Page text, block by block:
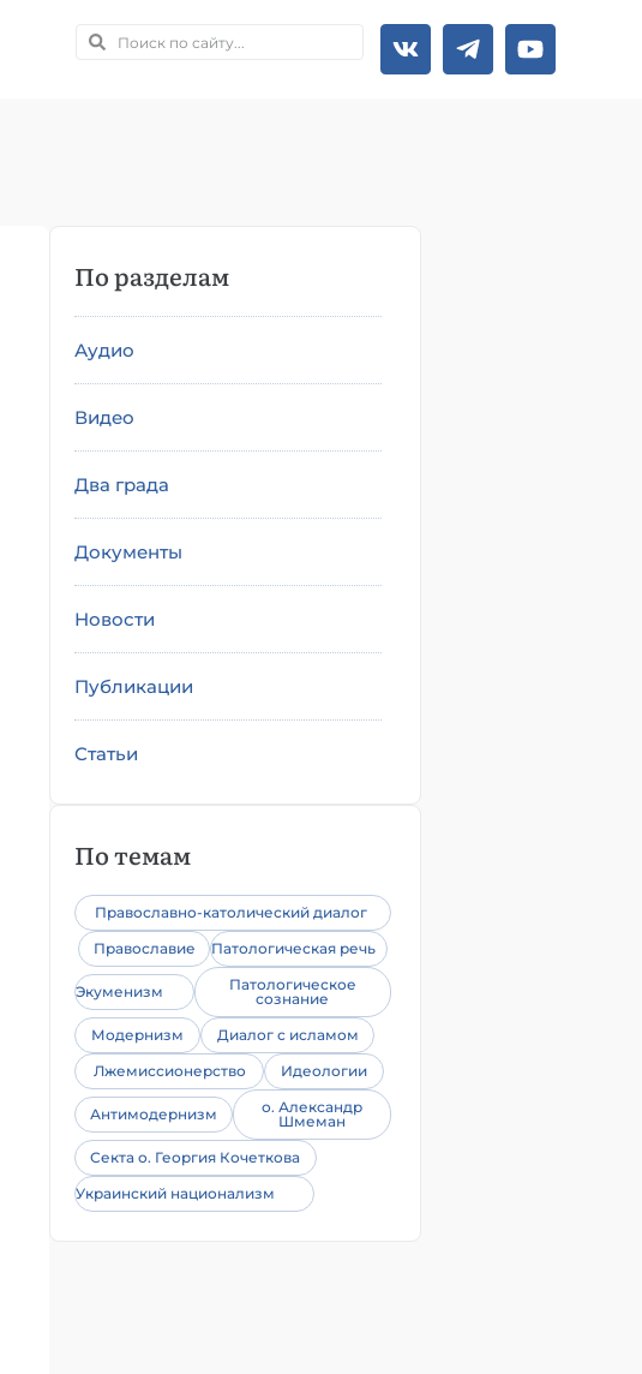
По разделам
Аудио
Видео
Два града
Документы
Новости
Публикации
Статьи
По темам
Православно-католический диалог
Православие
Патологическая речь
Экуменизм
Патологическое
сознание
Модернизм
Диалог с исламом
Лжемиссионерство
Идеологии
Антимодернизм
о. Александр
Шмеман
Секта о. Георгия Кочеткова
Украинский национализм